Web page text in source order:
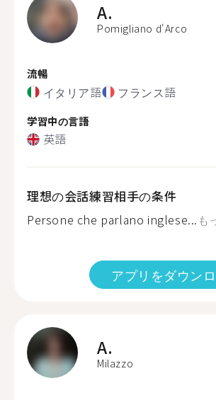
A.
Pomigliano d'Arco
流暢
イタリア語 フランス語
学習中の言語
英語
理想の会話練習相手の条件
Persone che parlano inglese... も
アプリをダウン
A.
Milazzo